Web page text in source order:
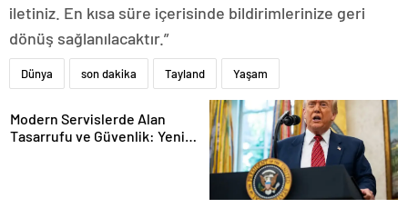
iletiniz. En kısa süre içerisinde bildirimlerinize geri
dönüş sağlanılacaktır.”
Dünya son dakika Tayland Yaşam
Modern Servislerde Alan
Tasarrufu ve Güvenlik: Yeni